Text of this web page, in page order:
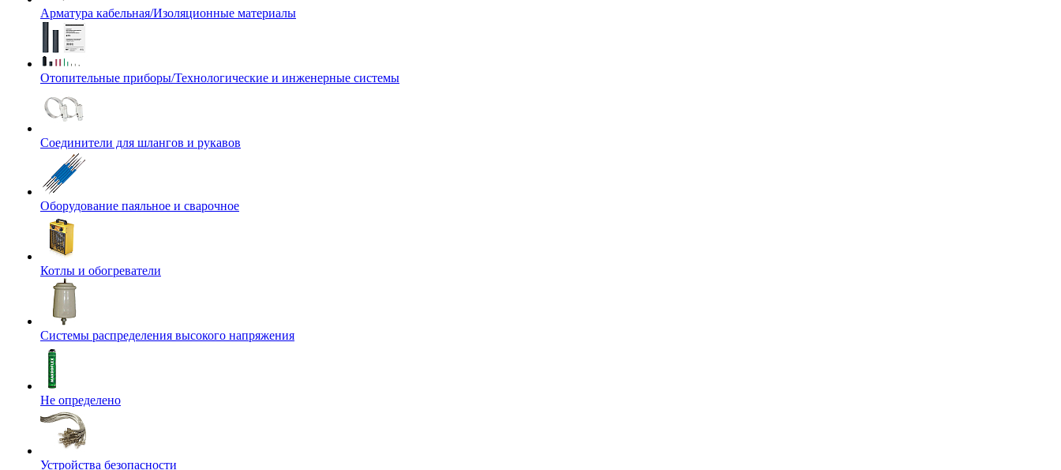
Арматура кабельная/Изоляционные материалы
Отопительные приборы/Технологические и инженерные системы
Соединители для шлангов и рукавов
Оборудование паяльное и сварочное
Котлы и обогреватели
Системы распределения высокого напряжения
Не определено
Устройства безопасности